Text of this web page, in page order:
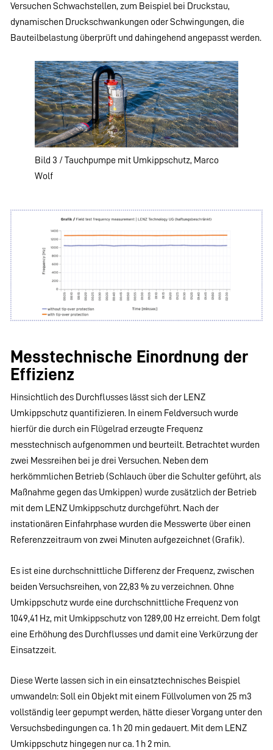
Versuchen Schwachstellen, zum Beispiel bei Druckstau,
dynamischen Druckschwankungen oder Schwingungen, die
Bauteilbelastung überprüft und dahingehend angepasst werden.
Bild 3 / Tauchpumpe mit Umkippschutz, Marco
Wolf
Messtechnische Einordnung der
Effizienz
Hinsichtlich des Durchflusses lässt sich der LENZ
Umkippschutz quantifizieren. In einem Feldversuch wurde
hierfür die durch ein Flügelrad erzeugte Frequenz
messtechnisch aufgenommen und beurteilt. Betrachtet wurden
zwei Messreihen bei je drei Versuchen. Neben dem
herkömmlichen Betrieb (Schlauch über die Schulter geführt, als
Maßnahme gegen das Umkippen) wurde zusätzlich der Betrieb
mit dem LENZ Umkippschutz durchgeführt. Nach der
instationären Einfahrphase wurden die Messwerte über einen
Referenzzeitraum von zwei Minuten aufgezeichnet (Grafik).
Es ist eine durchschnittliche Differenz der Frequenz, zwischen
beiden Versuchsreihen, von 22,83 % zu verzeichnen. Ohne
Umkippschutz wurde eine durchschnittliche Frequenz von
1049,41 Hz, mit Umkippschutz von 1289,00 Hz erreicht. Dem folgt
eine Erhöhung des Durchflusses und damit eine Verkürzung der
Einsatzzeit.
Diese Werte lassen sich in ein einsatztechnisches Beispiel
umwandeln: Soll ein Objekt mit einem Füllvolumen von 25 m3
vollständig leer gepumpt werden, hätte dieser Vorgang unter den
Versuchsbedingungen ca. 1 h 20 min gedauert. Mit dem LENZ
Umkippschutz hingegen nur ca. 1 h 2 min.